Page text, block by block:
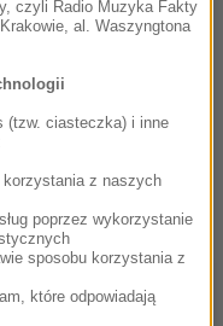
przez
zdrowia.
video:
czyli Radio Muzyka Fakty
al. Waszyngtona
(tzw. ciasteczka) i inne
korzystania z naszych
poprzez wykorzystanie
sposobu korzystania z
które odpowiadają